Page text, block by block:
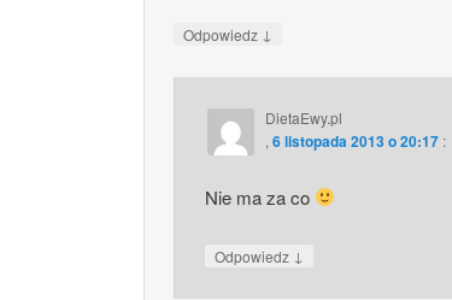
Odpowiedz ↓
DietaEwy.pl
, 6 listopada 2013 o 20:17 :
Nie ma za co
Odpowiedz ↓